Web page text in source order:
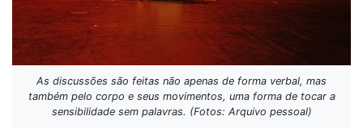
As discussões são feitas não apenas de forma verbal, mas
também pelo corpo e seus movimentos, uma forma de tocar a
sensibilidade sem palavras. (Fotos: Arquivo pessoal)